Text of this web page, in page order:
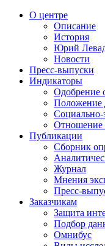
О центре
Описание
История
Юрий
Новости
Пресс-выпуски
Индикаторы
Одобрение
Положение
Социально-
Отношение
Публикации
Сборник
Журнал
Мнения
Пресс-
Заказчикам
Защита
Подбор
Омнибус